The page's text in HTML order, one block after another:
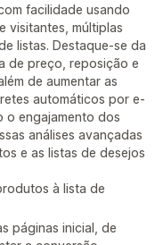
facilidade usando
visitantes, múltiplas
listas. Destaque-se da
de preço, reposição e
de aumentar as
automáticos por e-
o engajamento dos
análises avançadas
e as listas de desejos
à lista de
páginas inicial, de